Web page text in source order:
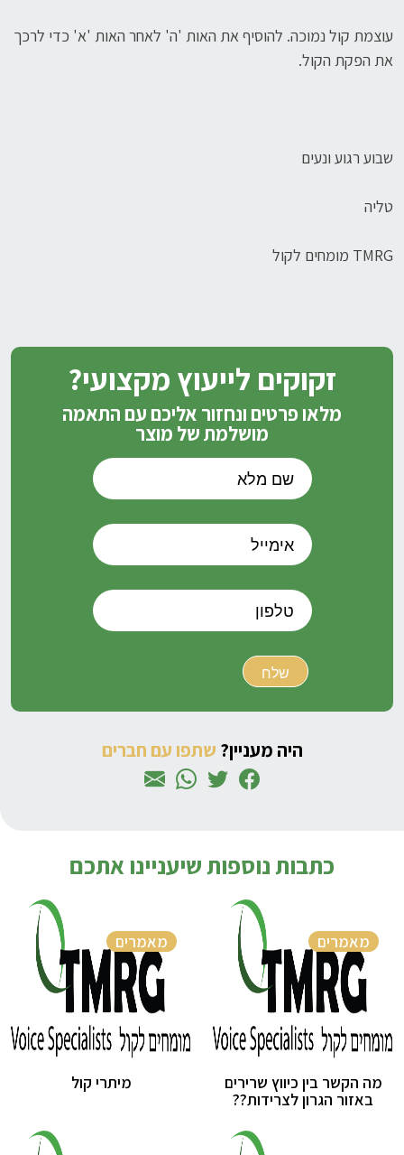
עוצמת קול נמוכה. להוסיף את האות 'ה' לאחר האות 'א' כדי לרכך
את הפקת הקול.
שבוע רגוע ונעים
טליה
TMRG מומחים לקול
זקוקים לייעוץ מקצועי?
מלאו פרטים ונחזור אליכם עם התאמה
מושלמת של מוצר
היה מעניין? שתפו עם חברים
כתבות נוספות שיעניינו אתכם
מאמרים
מה הקשר בין כיווץ שרירים
באזור הגרון לצרידות??
מאמרים
מיתרי קול